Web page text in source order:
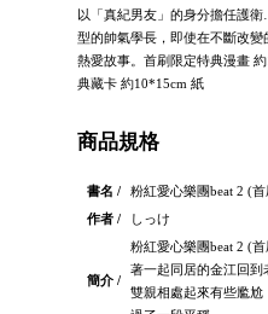
以「真紀男友」的身分擔任護
型的帥氣學長，即使在不斷改
熱愛故事。首刷限定特典漫畫
典藏卡 約10*15cm 紙
商品規格
書名 /
粉紅愛心樂團beat 2 (
作者 /
しっけ
簡介 /
粉紅愛心樂團beat 2 (
著一起同居的金江回到
雙親相處起來有些尷